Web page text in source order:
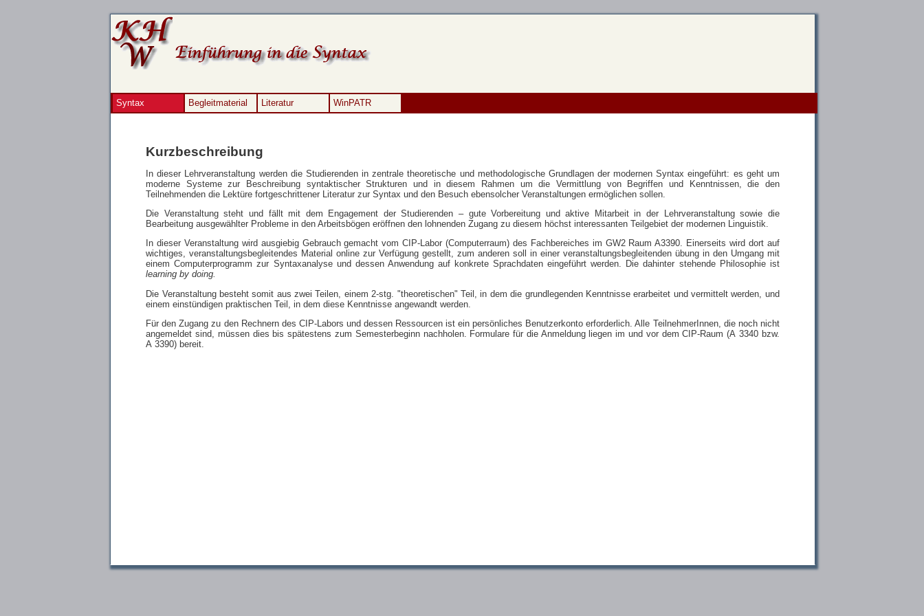
Syntax Begleitmaterial Literatur WinPATR
Kurzbeschreibung
In dieser Lehrveranstaltung werden die Studierenden in zentrale theoretische und methodologische Grundlagen der modernen Syntax eingeführt: es geht um
moderne Systeme zur Beschreibung syntaktischer Strukturen und in diesem Rahmen um die Vermittlung von Begriffen und Kenntnissen, die den
Teilnehmenden die Lektüre fortgeschrittener Literatur zur Syntax und den Besuch ebensolcher Veranstaltungen ermöglichen sollen.
Die Veranstaltung steht und fällt mit dem Engagement der Studierenden – gute Vorbereitung und aktive Mitarbeit in der Lehrveranstaltung sowie die
Bearbeitung ausgewählter Probleme in den Arbeitsbögen eröffnen den lohnenden Zugang zu diesem höchst interessanten Teilgebiet der modernen Linguistik.
In dieser Veranstaltung wird ausgiebig Gebrauch gemacht vom CIP-Labor (Computerraum) des Fachbereiches im GW2 Raum A3390. Einerseits wird dort auf
wichtiges, veranstaltungsbegleitendes Material online zur Verfügung gestellt, zum anderen soll in einer veranstaltungsbegleitenden übung in den Umgang mit
einem Computerprogramm zur Syntaxanalyse und dessen Anwendung auf konkrete Sprachdaten eingeführt werden. Die dahinter stehende Philosophie ist
learning by doing.
Die Veranstaltung besteht somit aus zwei Teilen, einem 2-stg. "theoretischen" Teil, in dem die grundlegenden Kenntnisse erarbeitet und vermittelt werden, und
einem einstündigen praktischen Teil, in dem diese Kenntnisse angewandt werden.
Für den Zugang zu den Rechnern des CIP-Labors und dessen Ressourcen ist ein persönliches Benutzerkonto erforderlich. Alle TeilnehmerInnen, die noch nicht
angemeldet sind, müssen dies bis spätestens zum Semesterbeginn nachholen. Formulare für die Anmeldung liegen im und vor dem CIP-Raum (A 3340 bzw.
A 3390) bereit.